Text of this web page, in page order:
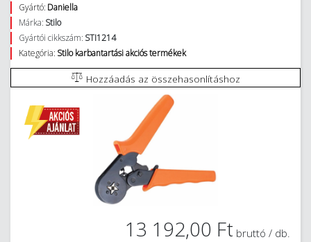
Gyártó: Daniella
Márka: Stilo
Gyártói cikkszám: STI1214
Kategória: Stilo karbantartási akciós termékek
Hozzáadás az összehasonlításhoz
13 192,00 Ft bruttó / db.